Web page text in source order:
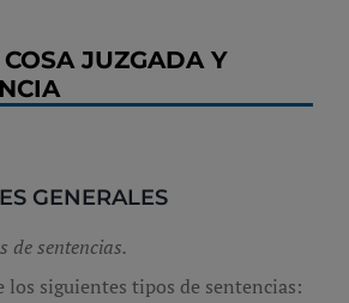
JUZGADA Y
GENERALES
de sentencias.
los siguientes tipos de sentencias: